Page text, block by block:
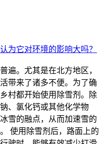
为它对环境的影响大吗？
遍。尤其是在北方地区，
带来了诸多不便。为了确
村都开始使用除雪剂。除
、氯化钙或其他化学物
雪的融点，从而加速雪的
使用除雪剂后，路面上的